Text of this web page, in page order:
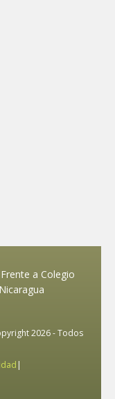
a Colegio
2026 - Todos
|